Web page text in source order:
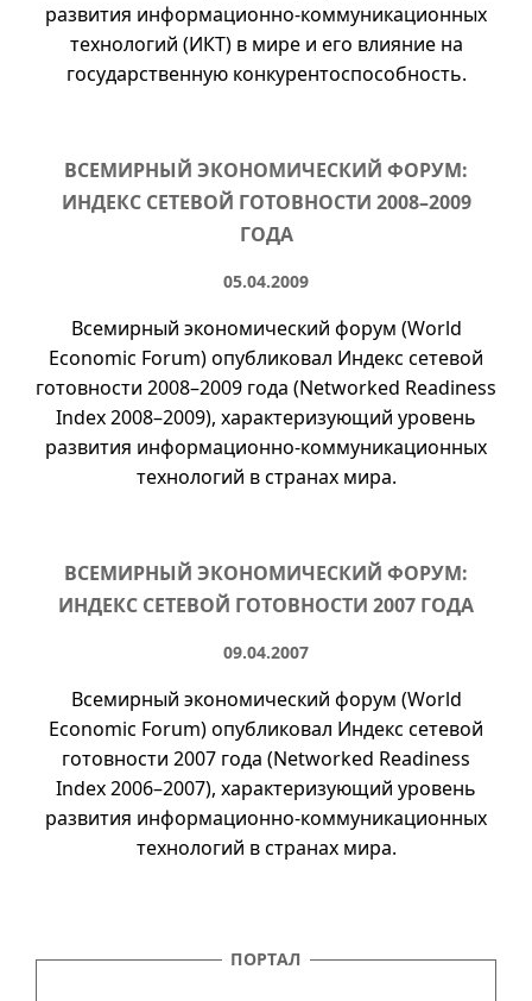
развития информационно-коммуникационных
технологий (ИКТ) в мире и его влияние на
государственную конкурентоспособность.
ВСЕМИРНЫЙ ЭКОНОМИЧЕСКИЙ ФОРУМ:
ИНДЕКС СЕТЕВОЙ ГОТОВНОСТИ 2008–2009
ГОДА
05.04.2009
Всемирный экономический форум (World
Economic Forum) опубликовал Индекс сетевой
готовности 2008–2009 года (Networked Readiness
Index2008–2009), характеризующий уровень
развития информационно-коммуникационных
технологий в странах мира.
ВСЕМИРНЫЙ ЭКОНОМИЧЕСКИЙ ФОРУМ:
ИНДЕКС СЕТЕВОЙ ГОТОВНОСТИ 2007 ГОДА
09.04.2007
Всемирный экономический форум (World
Economic Forum) опубликовал Индекс сетевой
готовности 2007 года (Networked Readiness
Index2006–2007), характеризующий уровень
развития информационно-коммуникационных
технологий в странах мира.
ПОРТАЛ